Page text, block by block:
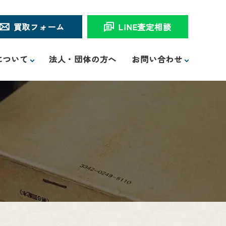
いて 法人・団体の方へ お問い合わせ
買取フォーム LINE査定相談